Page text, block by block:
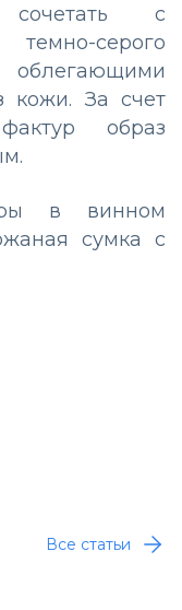
с
серого
кожи. За счет
образ
в винном
сумка с
Все статьи